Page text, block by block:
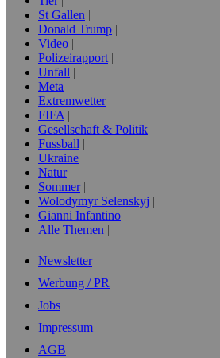
St Gallen
Donald Trump
Video
Polizeirapport
Unfall
Meta
Extremwetter
FIFA
Gesellschaft & Politik
Fussball
Ukraine
Natur
Sommer
Wolodymyr Selenskyj
Gianni Infantino
Alle Themen
Newsletter
Werbung / PR
Jobs
Impressum
AGB